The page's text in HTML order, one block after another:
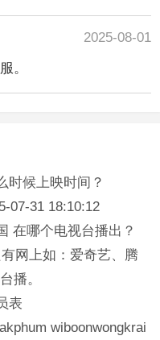
2025-08-01
。
时候上映时间？
07-31 18:10:12
在哪个电视台播出？
网上如：爱奇艺、腾
播。
表
wiboonwongkrai